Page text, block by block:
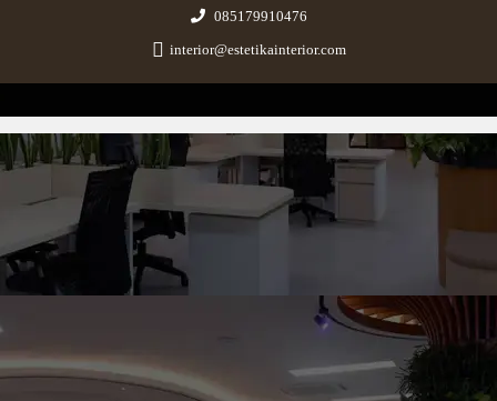
085179910476
interior@estetikainterior.com
Estetika Interior
Design & Build Consultant